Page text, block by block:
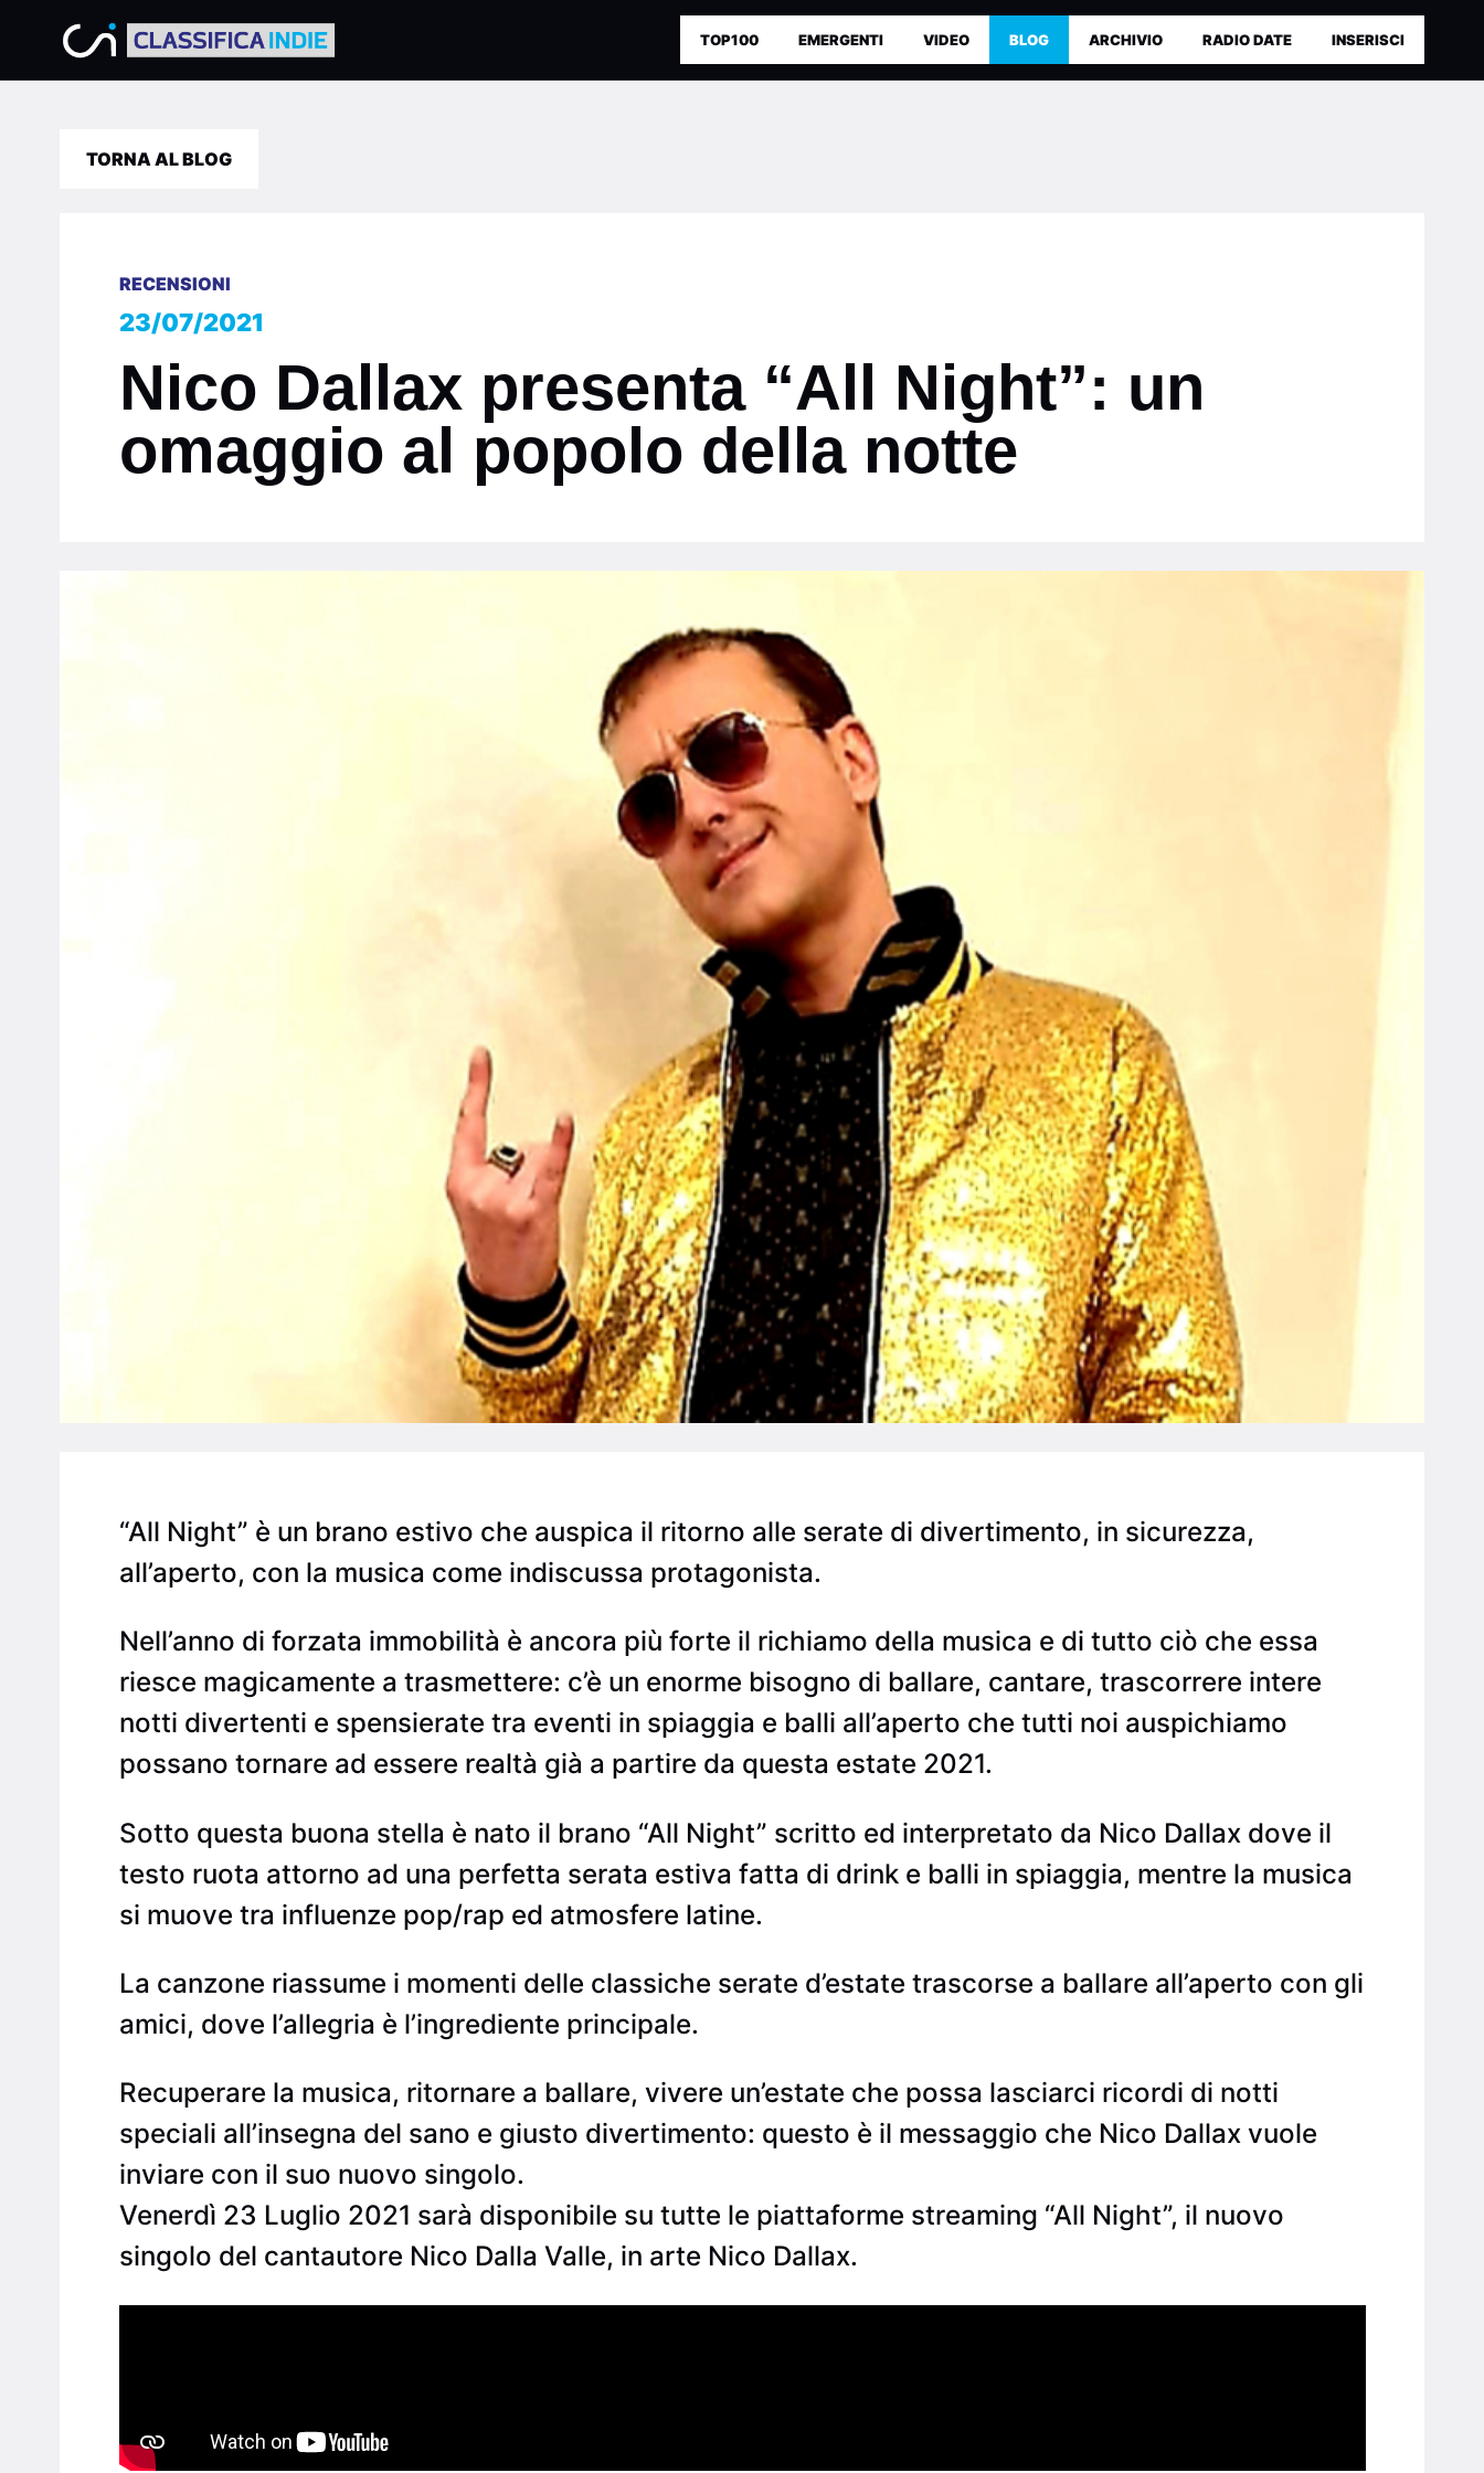
TOP100 EMERGENTI VIDEO BLOG ARCHIVIO RADIO DATE INSERISCI
TORNA AL BLOG
RECENSIONI
23/07/2021
Nico Dallax presenta “All Night”: un
omaggio al popolo della notte
“All Night” è un brano estivo che auspica il ritorno alle serate di divertimento, in sicurezza,
all’aperto, con la musica come indiscussa protagonista.
Nell’anno di forzata immobilità è ancora più forte il richiamo della musica e di tutto ciò che essa
riesce magicamente a trasmettere: c’è un enorme bisogno di ballare, cantare, trascorrere intere
notti divertenti e spensierate tra eventi in spiaggia e balli all’aperto che tutti noi auspichiamo
possano tornare ad essere realtà già a partire da questa estate 2021.
Sotto questa buona stella è nato il brano “All Night” scritto ed interpretato da Nico Dallax dove il
testo ruota attorno ad una perfetta serata estiva fatta di drink e balli in spiaggia, mentre la musica
si muove tra influenze pop/rap ed atmosfere latine.
La canzone riassume i momenti delle classiche serate d’estate trascorse a ballare all’aperto con gli
amici, dove l’allegria è l’ingrediente principale.
Recuperare la musica, ritornare a ballare, vivere un’estate che possa lasciarci ricordi di notti
speciali all’insegna del sano e giusto divertimento: questo è il messaggio che Nico Dallax vuole
inviare con il suo nuovo singolo.
Venerdì 23 Luglio 2021 sarà disponibile su tutte le piattaforme streaming “All Night”, il nuovo
singolo del cantautore Nico Dalla Valle, in arte Nico Dallax.